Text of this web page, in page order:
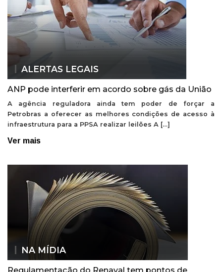
ALERTAS LEGAIS
ANP pode interferir em acordo sobre gás da União
A agência reguladora ainda tem poder de forçar a
Petrobras a oferecer as melhores condições de acesso à
infraestrutura para a PPSA realizar leilões A […]
Ver mais
NA MÍDIA